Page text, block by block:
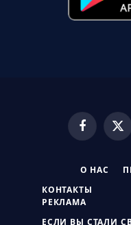
Facebook
X
О НАС
КОНТАКТЫ
РЕКЛАМА
ЕСЛИ ВЫ СТАЛИ